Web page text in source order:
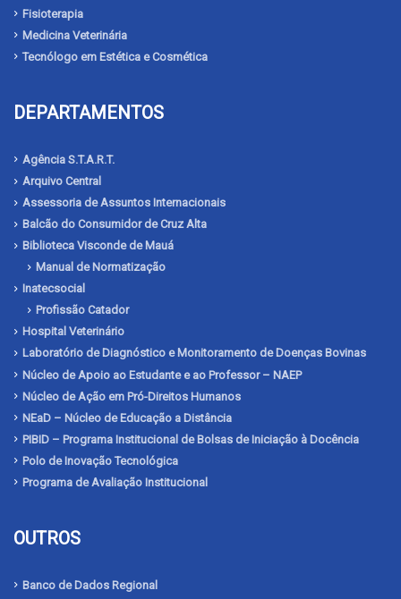
Fisioterapia
Medicina Veterinária
Tecnólogo em Estética e Cosmética
DEPARTAMENTOS
Agência S.T.A.R.T.
Arquivo Central
Assessoria de Assuntos Internacionais
Balcão do Consumidor de Cruz Alta
Biblioteca Visconde de Mauá
Manual de Normatização
Inatecsocial
Profissão Catador
Hospital Veterinário
Laboratório de Diagnóstico e Monitoramento de Doenças Bovinas
Núcleo de Apoio ao Estudante e ao Professor – NAEP
Núcleo de Ação em Pró-Direitos Humanos
NEaD – Núcleo de Educação a Distância
PIBID – Programa Institucional de Bolsas de Iniciação à Docência
Polo de Inovação Tecnológica
Programa de Avaliação Institucional
OUTROS
Banco de Dados Regional